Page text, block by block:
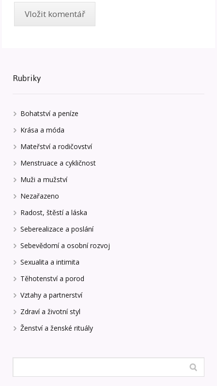
Rubriky
Bohatství a peníze
Krása a móda
Mateřství a rodičovství
Menstruace a cykličnost
Muži a mužství
Nezařazeno
Radost, štěstí a láska
Seberealizace a poslání
Sebevědomí a osobní rozvoj
Sexualita a intimita
Těhotenství a porod
Vztahy a partnerství
Zdraví a životní styl
Ženství a ženské rituály